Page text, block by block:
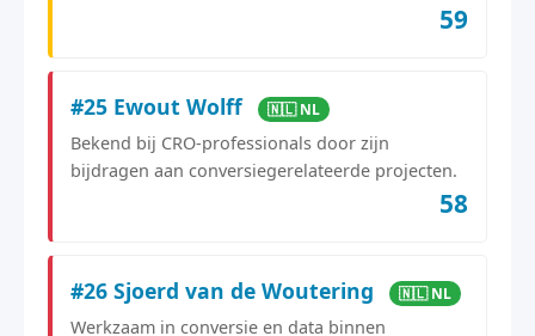
59
#25 Ewout Wolff 🇳🇱 NL
Bekend bij CRO-professionals door zijn
bijdragen aan conversiegerelateerde projecten.
58
#26 Sjoerd van de Woutering 🇳🇱 NL
Werkzaam in conversie en data binnen